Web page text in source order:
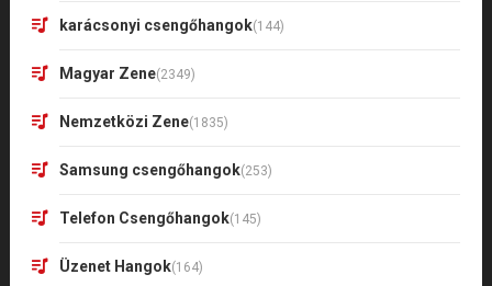
karácsonyi csengőhangok(144)
Magyar Zene(2349)
Nemzetközi Zene(1835)
Samsung csengőhangok(253)
Telefon Csengőhangok(145)
Üzenet Hangok(164)